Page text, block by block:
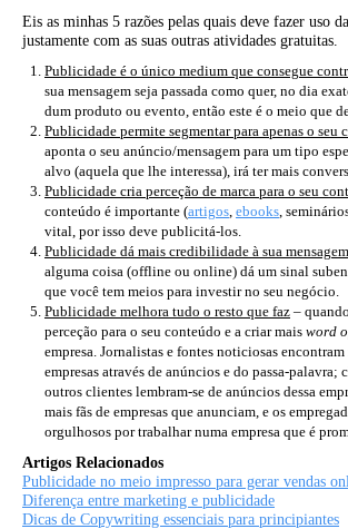
Eis as minhas 5 razões pelas quais deve fazer uso
justamente com as suas outras atividades gratuitas.
Publicidade é o único medium que consegue
sua mensagem seja passada como quer, no dia
dum produto ou evento, então este é o meio que
Publicidade permite segmentar para apenas o seu
aponta o seu anúncio/mensagem para um tipo
alvo (aquela que lhe interessa), irá ter mais
Publicidade cria perceção de marca para o seu
conteúdo é importante (artigos, ebooks,
vital, por isso deve publicitá-los.
Publicidade dá mais credibilidade à sua mensagem
alguma coisa (offline ou online) dá um sinal
que você tem meios para investir no seu negócio.
Publicidade melhora tudo o resto que faz –
perceção para o seu conteúdo e a criar mais word
empresa. Jornalistas e fontes noticiosas
empresas através de anúncios e do passa-palavra;
outros clientes lembram-se de anúncios dessa
mais fãs de empresas que anunciam, e os
orgulhosos por trabalhar numa empresa que é
Artigos Relacionados
Publicidade no meio impresso para gerar vendas
Diferença entre marketing e publicidade
Dicas de Copywriting essenciais para principiantes